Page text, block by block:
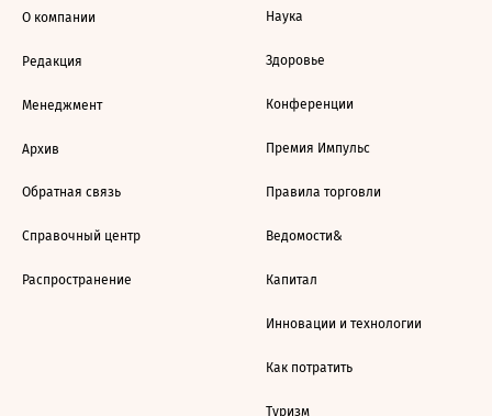
О компании
Редакция
Менеджмент
Архив
Обратная связь
Справочный центр
Распространение
Наука
Здоровье
Конференции
Премия Импульс
Правила торговли
Ведомости&
Капитал
Инновации и технологии
Как потратить
Туризм